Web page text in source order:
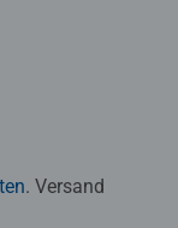
. Versand